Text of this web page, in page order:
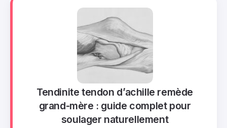
Tendinite tendon d’achille remède
grand-mère : guide complet pour
soulager naturellement